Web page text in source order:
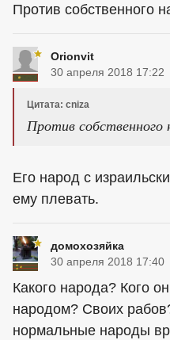
Против собственного
Orionvit
30 апреля 2018 17:22
Цитата: cniza
Против собственного
Его народ с
ему плевать.
домохозяйка
30 апреля 2018 17:40
Какого народа? Кого
народом? Своих
нормальные народы